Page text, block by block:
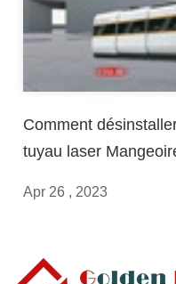
Comment
tuyau laser
Apr 26 , 2023